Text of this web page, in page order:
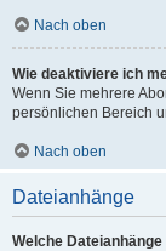
Nach oben
Wie deaktiviere ich
Wenn Sie mehrere
persönlichen Bereich
Nach oben
Dateianhänge
Welche